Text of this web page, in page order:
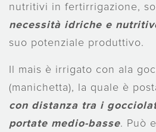
nutritivi in fertirrigazione,
necessità idriche e
suo potenziale produttivo.
Il mais è irrigato con ala
(manichetta), la quale è
con distanza tra i
portate medio-basse. Può